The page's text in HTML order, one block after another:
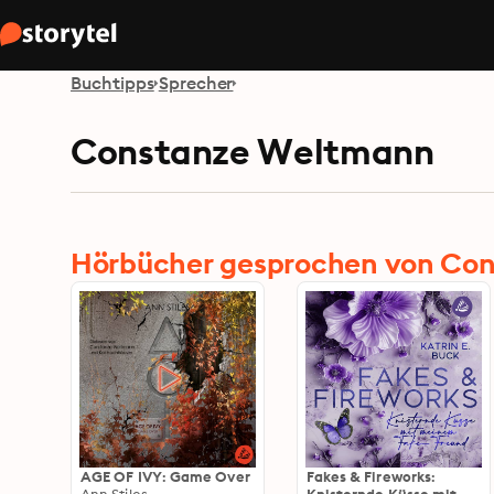
Buchtipps Sprecher
Constanze Weltmann
Hörbücher gesprochen von
AGE OF IVY: Game Over
Fakes & Fireworks: